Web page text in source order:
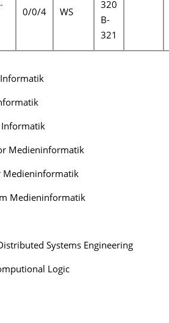
0/0/4 WS
320
B-
321
Medieninformatik
Medieninformatik
Medieninformatik
Systems Engineering
Logic